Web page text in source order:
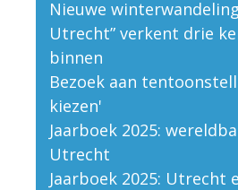
Nieuwe
Utrecht” verkent drie
binnen
Bezoek aan
kiezen'
Jaarboek 2025:
Utrecht
Jaarboek 2025: Utrecht